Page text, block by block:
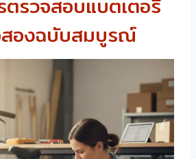
ตรวจสอบแบตเตอรี่
องฉบับสมบูรณ์